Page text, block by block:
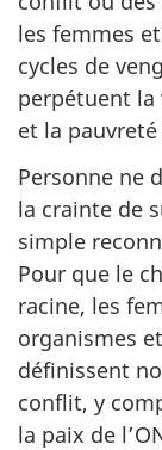
les femmes
cycles de
perpétuent la
et la
Personne ne
la crainte de
simple
Pour que le
racine, les
organismes
définissent
conflit, y
la paix de